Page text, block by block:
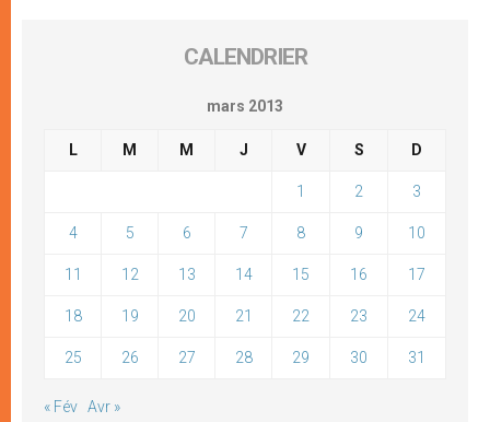
CALENDRIER
mars 2013
L M M J V S D
1 2 3
4 5 6 7 8 9 10
11 12 13 14 15 16 17
18 19 20 21 22 23 24
25 26 27 28 29 30 31
« Fév Avr »